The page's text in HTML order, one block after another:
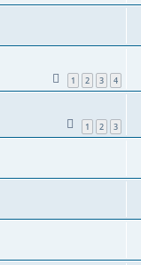
1 2 3 4
1 2 3